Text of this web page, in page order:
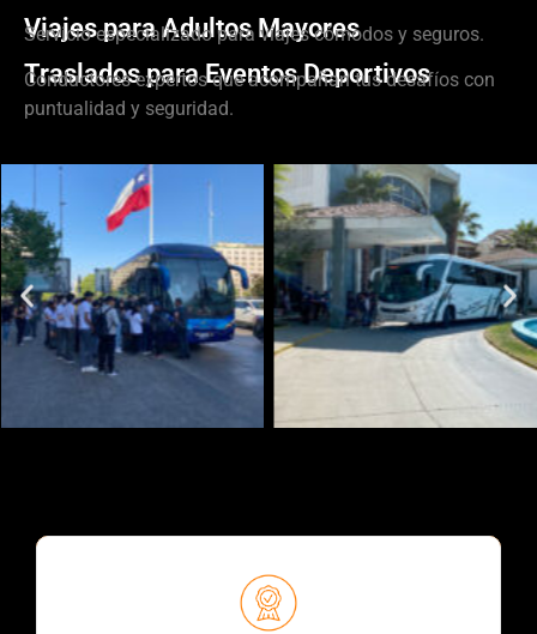
Viajes para Adultos Mayores
Servicio especializado para viajes cómodos y seguros.
Traslados para Eventos Deportivos
Conductores expertos que acompañan tus desafíos con
puntualidad y seguridad.